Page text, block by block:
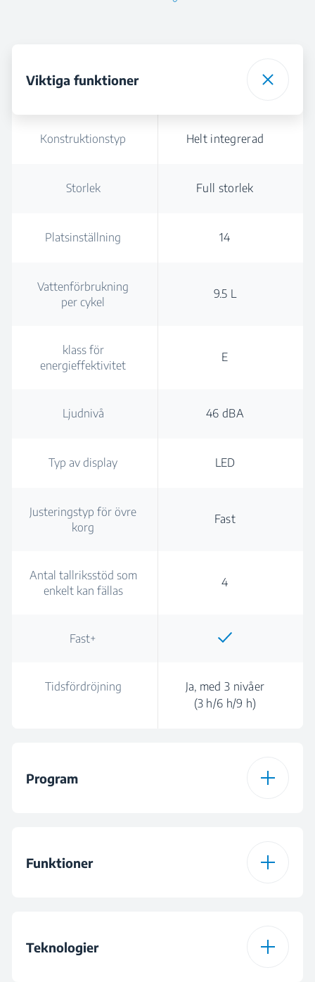
Viktiga funktioner
Konstruktionstyp Helt integrerad
Storlek Full storlek
Platsinställning 14
Vattenförbrukning
per cykel
9.5 L
klass för
energieffektivitet
E
Ljudnivå 46 dBA
Typ av display LED
Justeringstyp för övre
korg
Fast
Antal tallriksstöd som
enkelt kan fällas
4
Fast+
Tidsfördröjning
Ja, med 3 nivåer
(3 h/6 h/9 h)
Program
Program 2
Intensivt program
Funktioner
Teknologier